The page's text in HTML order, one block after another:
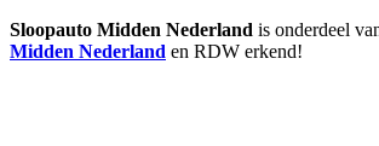
Sloopauto Midden Nederland is onderdeel
Midden Nederland en RDW erkend!